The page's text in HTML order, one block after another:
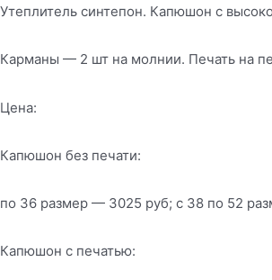
Утеплитель синтепон. Капюшон с
Карманы — 2 шт на молнии. Печать на
Цена:
Капюшон без печати:
по 36 размер — 3025 руб; с 38 по 52
Капюшон с печатью: